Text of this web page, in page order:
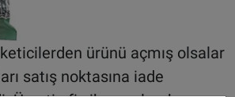
ürünü açmış olsalar
satış noktasına iade